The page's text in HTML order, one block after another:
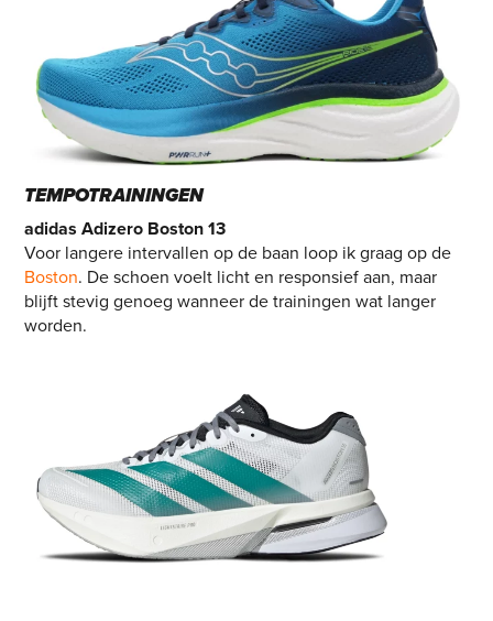
TEMPOTRAININGEN
adidas Adizero Boston 13
Voor langere intervallen op de baan loop ik graag op de
Boston. De schoen voelt licht en responsief aan, maar
blijft stevig genoeg wanneer de trainingen wat langer
worden.